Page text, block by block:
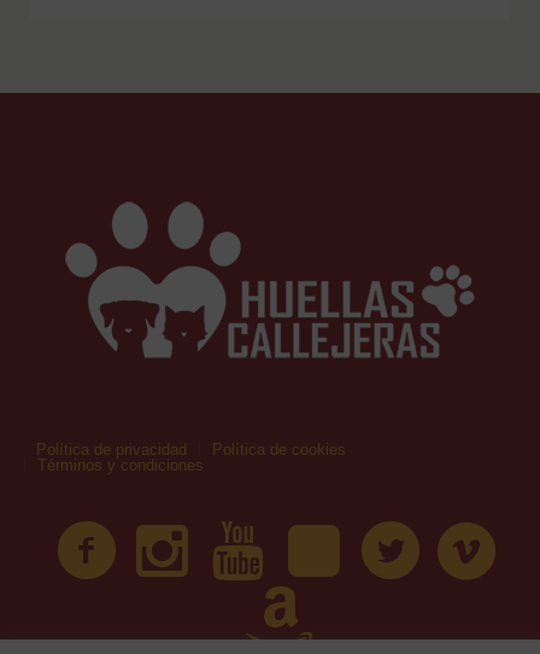
Política de privacidad
Política de cookies
Términos y condiciones